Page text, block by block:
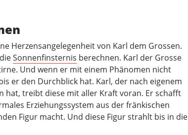
Herzensangelegenheit von Karl dem Grossen.
Sonnenfinsternis berechnen. Karl der Grosse
Und wenn er mit einem Phänomen nicht
er den Durchblick hat. Karl, der nach eigenem
hat, treibt diese mit aller Kraft voran. Er schafft
Erziehungssystem aus der fränkischen
Figur macht. Und diese Figur strahlt bis in die